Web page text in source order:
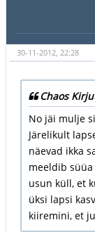
30-11-2012, 22:28
Chaos
No jäi mulje
Järelikult
näevad ikka
meeldib
usun küll, et
üksi lapsi
kiiremini, et